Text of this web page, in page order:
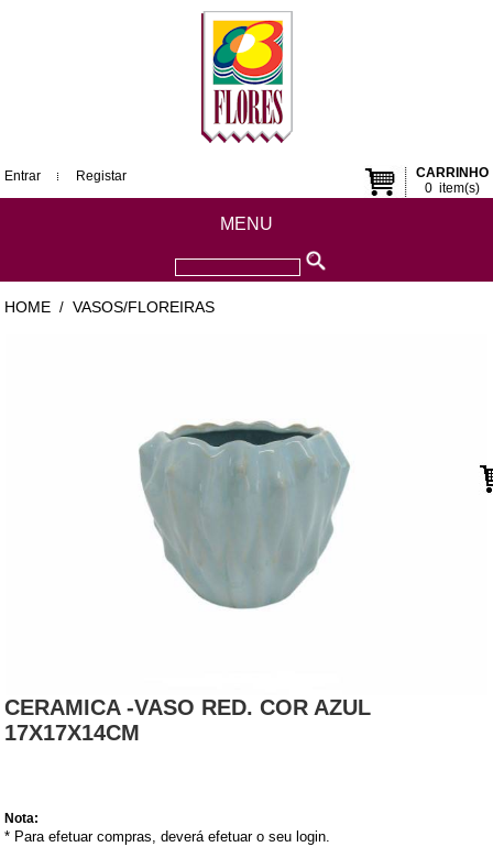
CARRINHO
0item(s)
Entrar Registar
MENU
HOME / VASOS/FLOREIRAS
CERAMICA -VASO RED. COR AZUL
17X17X14CM
Nota:
* Para efetuar compras, deverá efetuar o seu login.